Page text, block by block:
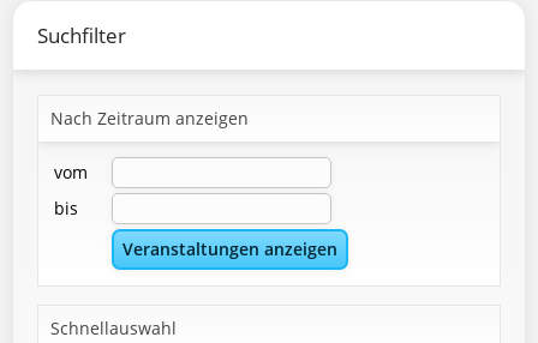
Suchfilter
Nach Zeitraum anzeigen
vom
bis
Schnellauswahl